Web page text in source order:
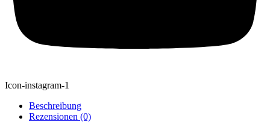
Icon-instagram-1
Beschreibung
Rezensionen (0)